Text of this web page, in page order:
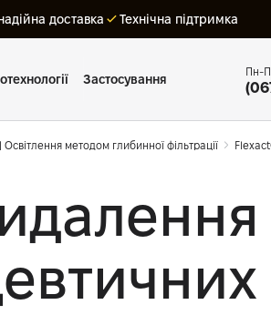
доставка Технічна підтримка
Застосування
Пн-
методом глибинної фільтрації